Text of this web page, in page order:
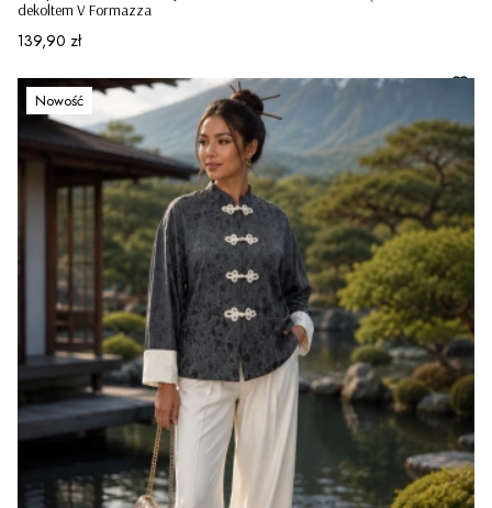
dekoltem V Formazza
Cena
139,90 zł
Nowość